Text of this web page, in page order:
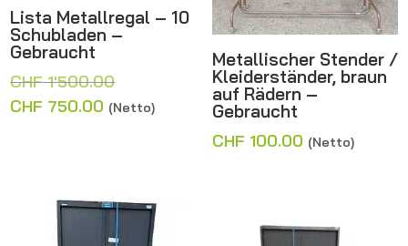
Lista Metallregal – 10
Schubladen –
Gebraucht
CHF1'500.00Ursprünglicher
Preis
CHF 1'500.00
CHF 750.00 Aktueller
(Netto)
Metallischer Stender /
Kleiderständer, braun
auf Rädern –
Gebraucht
CHF 100.00 (Netto)